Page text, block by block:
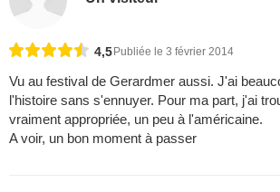
4,5 Publiée le 3 février 2014
Vu au festival de Gerardmer aussi. J'ai
l'histoire sans s'ennuyer. Pour ma part, j'ai
vraiment appropriée, un peu à l'américaine.
A voir, un bon moment à passer